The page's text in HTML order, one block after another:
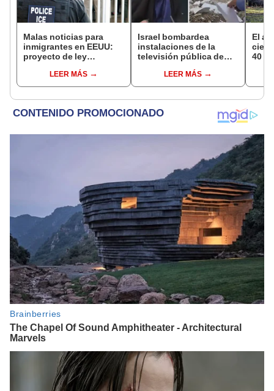
Malas noticias para
inmigrantes en EEUU:
proyecto de ley
condados de Texas a
colaborar con ICE
LEER MÁS
Israel bombardea
instalaciones de la
televisión pública de
cortó por explosión en
vivo
LEER MÁS
El
40
asno
vida